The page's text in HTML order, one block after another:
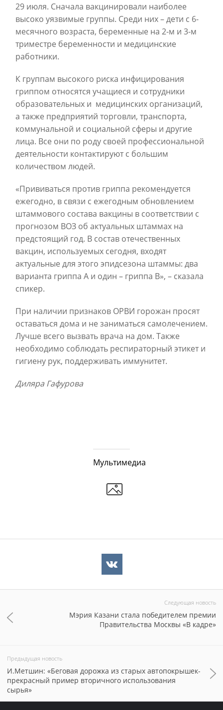
29 июля. Сначала вакцинировали наиболее
высоко уязвимые группы. Среди них – дети с 6-
месячного возраста, беременные на 2-м и 3-м
триместре беременности и медицинские
работники.
К группам высокого риска инфицирования
гриппом относятся учащиеся и сотрудники
образовательных и медицинских организаций,
а также предприятий торговли, транспорта,
коммунальной и социальной сферы и другие
лица. Все они по роду своей профессиональной
деятельности контактируют с большим
количеством людей.
«Прививаться против гриппа рекомендуется
ежегодно, в связи с ежегодным обновлением
штаммового состава вакцины в соответствии с
прогнозом ВОЗ об актуальных штаммах на
предстоящий год. В состав отечественных
вакцин, используемых сегодня, входят
актуальные для этого эпидсезона штаммы: два
варианта гриппа A и один – гриппа B», – сказала
спикер.
При наличии признаков ОРВИ горожан просят
оставаться дома и не заниматься самолечением.
Лучше всего вызвать врача на дом. Также
необходимо соблюдать респираторный этикет и
гигиену рук, поддерживать иммунитет.
Диляра Гафурова
Мультимедиа
Следующая новость
Мэрия Казани стала победителем премии
Правительства Москвы «В кадре»
Предыдущая новость
И.Метшин: «Беговая дорожка из старых автопокрышек-
прекрасный пример вторичного использования
сырья»